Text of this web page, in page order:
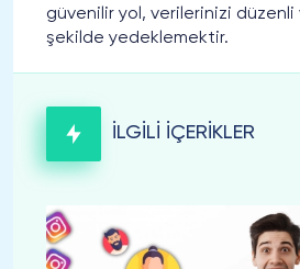
güvenilir yol, verilerinizi düzenli
şekilde yedeklemektir.
İLGİLİ İÇERİKLER